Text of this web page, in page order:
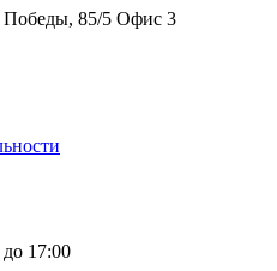
Победы, 85/5 Офис 3
17:00